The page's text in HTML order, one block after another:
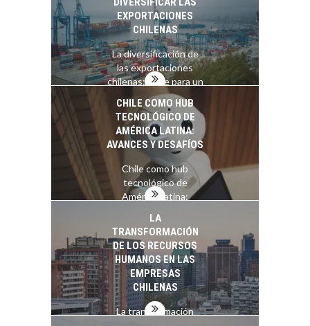
Desarrollo Turístico…
EXPORTACIONES
CHILENAS
La diversificación de
las exportaciones
chilenas: clave para un
crecimiento…
CHILE COMO HUB
TECNOLÓGICO DE
AMÉRICA LATINA:
AVANCES Y DESAFÍOS
Chile como hub
tecnológico de
América Latina:
LA
TRANSFORMACIÓN
DE LOS RECURSOS
HUMANOS EN LAS
EMPRESAS
CHILENAS
La transformación